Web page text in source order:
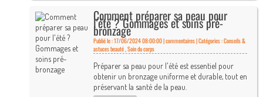
Comment préparer sa peau pour
l'été ? Gommages et soins pré-
bronzage
Publié le : 17/06/2024 08:00:00 |commentaires | Catégories :Conseils &
astuces beauté,Soin du corps
Préparer sa peau pour l'été est essentiel pour
obtenir un bronzage uniforme et durable, tout en
préservant la santé de la peau.